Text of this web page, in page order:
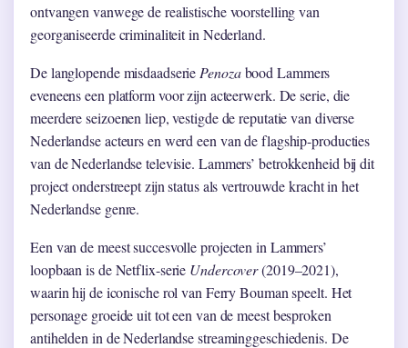
ontvangen vanwege de realistische voorstelling van
georganiseerde criminaliteit in Nederland.
De langlopende misdaadserie Penozabood Lammers
eveneens een platform voor zijn acteerwerk. De serie, die
meerdere seizoenen liep, vestigde de reputatie van diverse
Nederlandse acteurs en werd een van de flagship-producties
van de Nederlandse televisie. Lammers’ betrokkenheid bij dit
project onderstreept zijn status als vertrouwde kracht in het
Nederlandse genre.
Een van de meest succesvolle projecten in Lammers’
loopbaan is de Netflix-serie Undercover(2019–2021),
waarin hij de iconische rol van Ferry Bouman speelt. Het
personage groeide uit tot een van de meest besproken
antihelden in de Nederlandse streaminggeschiedenis. De